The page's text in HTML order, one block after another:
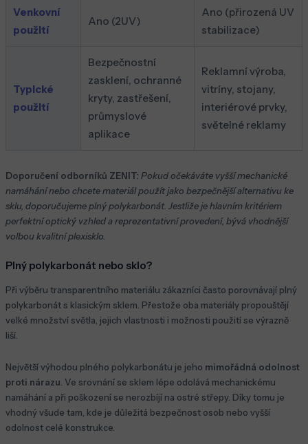
Venkovní
použití
Ano (2UV)
Ano (přirozená UV
stabilizace)
Typické
použití
Bezpečnostní
zasklení, ochranné
kryty, zastřešení,
průmyslové
aplikace
Reklamní výroba,
vitríny, stojany,
interiérové prvky,
světelné reklamy
Doporučení odborníků ZENIT: Pokud očekáváte vyšší mechanické
namáhání nebo chcete materiál použít jako bezpečnější alternativu ke
sklu, doporučujeme plný polykarbonát. Jestliže je hlavním kritériem
perfektní optický vzhled a reprezentativní provedení, bývá vhodnější
volbou kvalitní plexisklo.
Plný polykarbonát nebo sklo?
Při výběru transparentního materiálu zákazníci často porovnávají plný
polykarbonát s klasickým sklem. Přestože oba materiály propouštějí
velké množství světla, jejich vlastnosti i možnosti použití se výrazně
liší.
Největší výhodou plného polykarbonátu je jeho mimořádná odolnost
proti nárazu . Ve srovnání se sklem lépe odolává mechanickému
namáhání a při poškození se nerozbíjí na ostré střepy. Díky tomu je
vhodný všude tam, kde je důležitá bezpečnost osob nebo vyšší
odolnost celé konstrukce.